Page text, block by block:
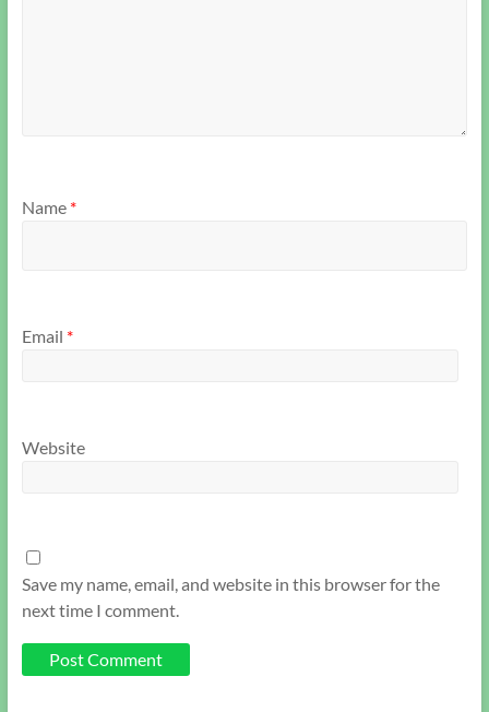
Name *
Email *
Website
Save my name, email, and website in this browser for the
next time I comment.